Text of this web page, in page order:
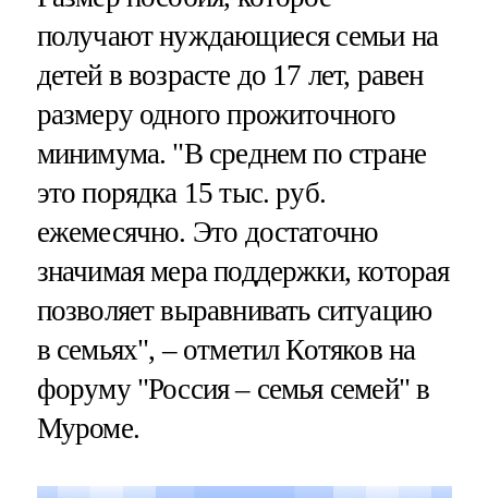
получают нуждающиеся семьи на
детей в возрасте до 17 лет, равен
размеру одного прожиточного
минимума. "В среднем по стране
это порядка 15 тыс. руб.
ежемесячно. Это достаточно
значимая мера поддержки, которая
позволяет выравнивать ситуацию
в семьях", – отметил Котяков на
форуму "Россия – семья семей" в
Муроме.